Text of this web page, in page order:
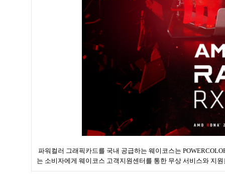
파워컬러 그래픽카드를 국내 공급하는 웨이코스는
는 소비자에게 웨이코스 고객지원센터를 통한 무상 서비스와 지